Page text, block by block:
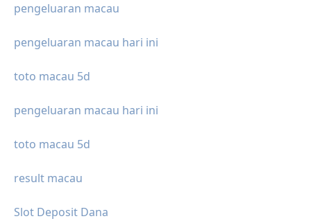
pengeluaran macau
pengeluaran macau hari ini
toto macau 5d
pengeluaran macau hari ini
toto macau 5d
result macau
Slot Deposit Dana